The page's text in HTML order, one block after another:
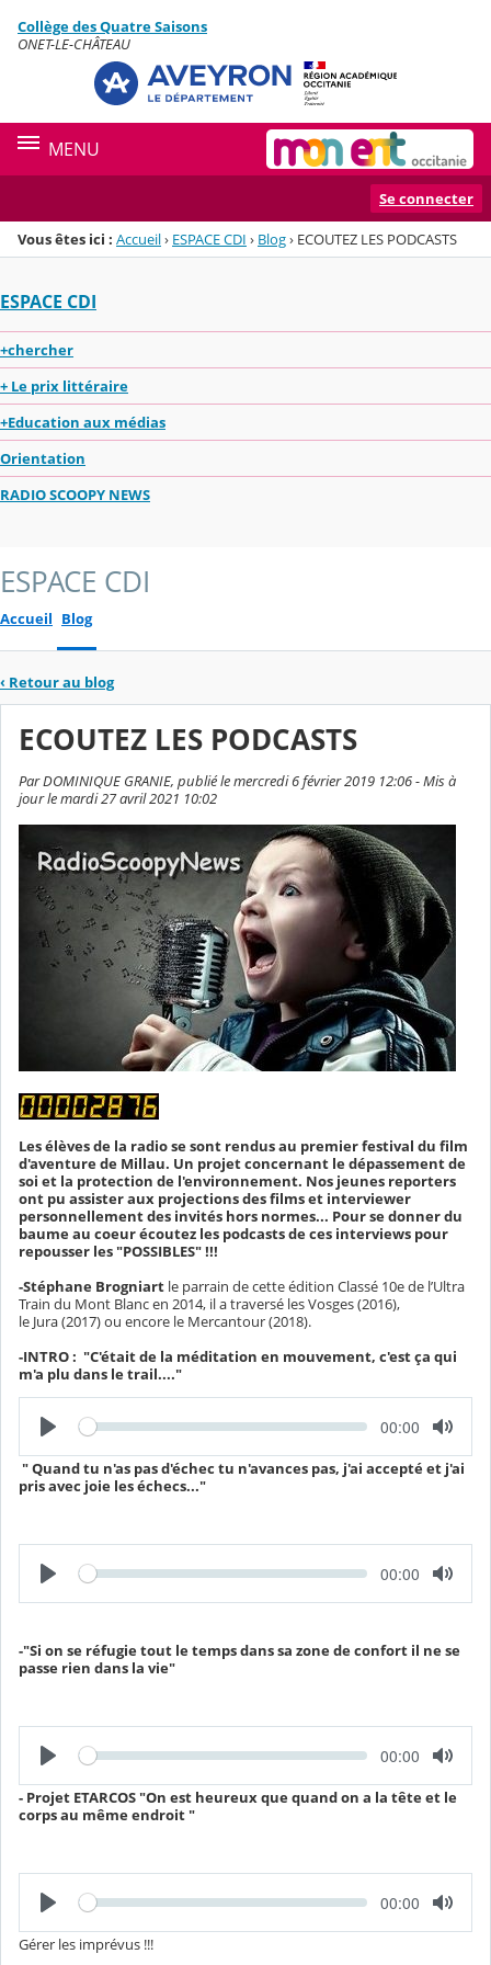
Menu de la rubrique
Contenu
Collège des Quatre Saisons
ONET-LE-CHÂTEAU
MENU
Se connecter
Vous êtes ici : Accueil› ESPACE CDI › Blog› ECOUTEZ LES PODCASTS
ESPACE CDI
+chercher
+ Le prix littéraire
+Education aux médias
Orientation
RADIO SCOOPY NEWS
ESPACE CDI
Accueil Blog
‹ Retour au blog
ECOUTEZ LES PODCASTS
Par DOMINIQUE GRANIE, publié le mercredi 6 février 2019 12:06 - Mis à
jour le mardi 27 avril 2021 10:02
Les élèves de la radio se sont rendus au premier festival du film
d'aventure de Millau. Un projet concernant le dépassement de
soi et la protection de l'environnement. Nos jeunes reporters
ont pu assister aux projections des films et interviewer
personnellement des invités hors normes... Pour se donner du
baume au coeur écoutez les podcasts de ces interviews pour
repousser les "POSSIBLES" !!!
-Stéphane Brogniart le parrain de cette édition Classé 10e de l’Ultra
Train du Mont Blanc en 2014, il a traversé les Vosges (2016),
le Jura (2017) ou encore le Mercantour (2018).
-INTRO : "C'était de la méditation en mouvement, c'est ça qui
m'a plu dans le trail...."
L
e
c
t
u
T
m
p
u
l
é
00:00
" Quand tu n'as pas d'échec tu n'avances pas, j'ai accepté et j'ai
pris avec joie les échecs..."
L
e
c
e
T
m
é
é
00:00
-"Si on se réfugie tout le temps dans sa zone de confort il ne se
passe rien dans la vie"
L
e
c
t
u
T
m
p
u
l
é
00:00
- Projet ETARCOS "On est heureux que quand on a la tête et le
corps au même endroit "
L
e
c
T
m
00:00
Gérer les imprévus !!!